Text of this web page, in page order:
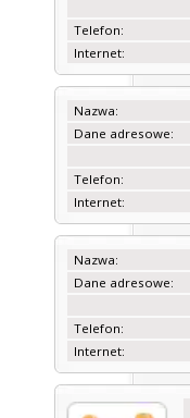
Telefon:
Internet:
Nazwa:
Dane adresowe:
Telefon:
Internet:
Nazwa:
Dane adresowe:
Telefon:
Internet: